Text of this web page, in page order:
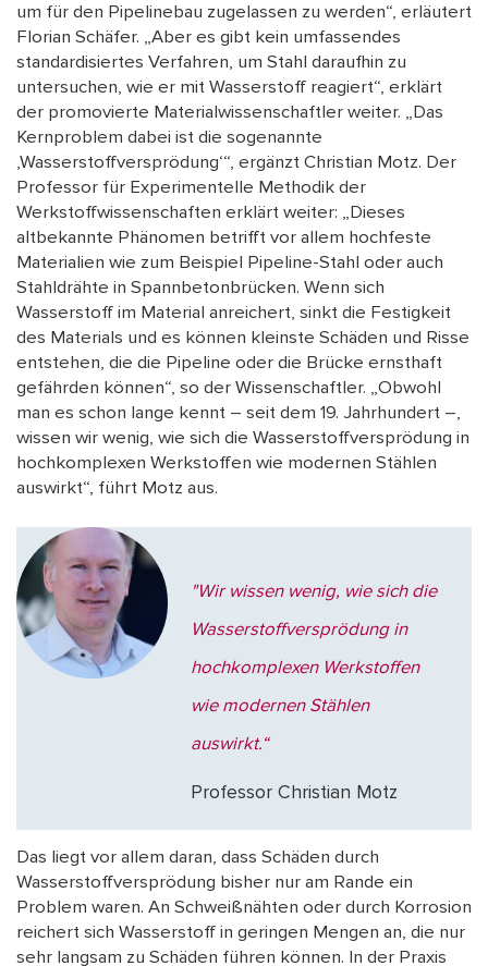
um für den Pipelinebau zugelassen zu werden“, erläutert
Florian Schäfer. „Aber es gibt kein umfassendes
standardisiertes Verfahren, um Stahl daraufhin zu
untersuchen, wie er mit Wasserstoff reagiert“, erklärt
der promovierte Materialwissenschaftler weiter. „Das
Kernproblem dabei ist die sogenannte
‚Wasserstoffversprödung‘“, ergänzt Christian Motz. Der
Professor für Experimentelle Methodik der
Werkstoffwissenschaften erklärt weiter: „Dieses
altbekannte Phänomen betrifft vor allem hochfeste
Materialien wie zum Beispiel Pipeline-Stahl oder auch
Stahldrähte in Spannbetonbrücken. Wenn sich
Wasserstoff im Material anreichert, sinkt die Festigkeit
des Materials und es können kleinste Schäden und Risse
entstehen, die die Pipeline oder die Brücke ernsthaft
gefährden können“, so der Wissenschaftler. „Obwohl
man es schon lange kennt – seit dem 19. Jahrhundert –,
wissen wir wenig, wie sich die Wasserstoffversprödung in
hochkomplexen Werkstoffen wie modernen Stählen
auswirkt“, führt Motz aus.
"Wir wissen wenig, wie sich die
Wasserstoffversprödung in
hochkomplexen Werkstoffen
wie modernen Stählen
auswirkt.“
Professor Christian Motz
Das liegt vor allem daran, dass Schäden durch
Wasserstoffversprödung bisher nur am Rande ein
Problem waren. An Schweißnähten oder durch Korrosion
reichert sich Wasserstoff in geringen Mengen an, die nur
sehr langsam zu Schäden führen können. In der Praxis